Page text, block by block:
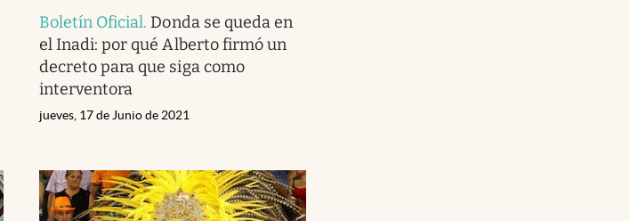
Boletín Oficial. Donda se queda en
el Inadi: por qué Alberto firmó un
decreto para que siga como
interventora
jueves, 17 de Junio de 2021